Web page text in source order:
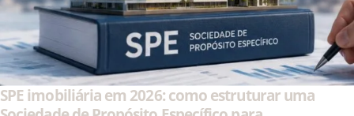
SPE imobiliária em 2026: como estruturar uma